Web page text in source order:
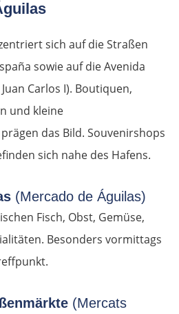
sich auf die Straßen
sowie auf die Avenida
Carlos I). Boutiquen,
und kleine
das Bild. Souvenirshops
sich nahe des Hafens.
(Mercado de Águilas)
Fisch, Obst, Gemüse,
Besonders vormittags
(Mercats